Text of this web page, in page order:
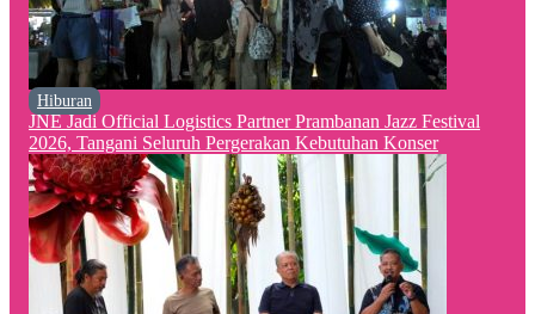
Hiburan
JNE Jadi Official Logistics Partner Prambanan Jazz Festival
2026, Tangani Seluruh Pergerakan Kebutuhan Konser